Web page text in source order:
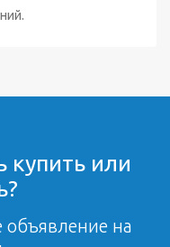
купить или
объявление на